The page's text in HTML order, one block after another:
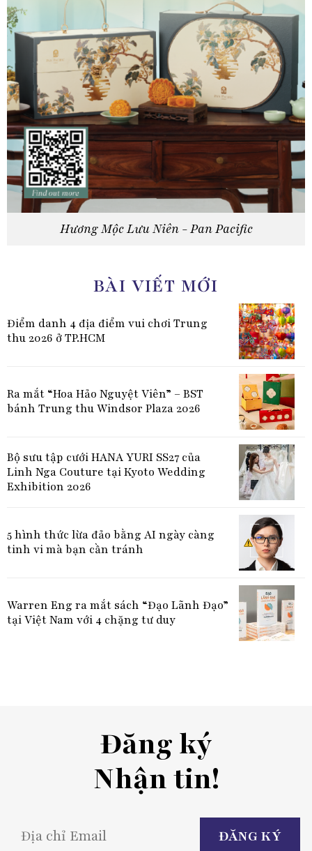
Hương Mộc Lưu Niên - Pan Pacific
BÀI VIẾT MỚI
Điểm danh 4 địa điểm vui chơi Trung
thu 2026 ở TP.HCM
Ra mắt “Hoa Hảo Nguyệt Viên” – BST
bánh Trung thu Windsor Plaza 2026
Bộ sưu tập cưới HANA YURI SS27 của
Linh Nga Couture tại Kyoto Wedding
Exhibition 2026
5 hình thức lừa đảo bằng AI ngày càng
tinh vi mà bạn cần tránh
Warren Eng ra mắt sách “Đạo Lãnh Đạo”
tại Việt Nam với 4 chặng tư duy
Đăng ký
Nhận tin!